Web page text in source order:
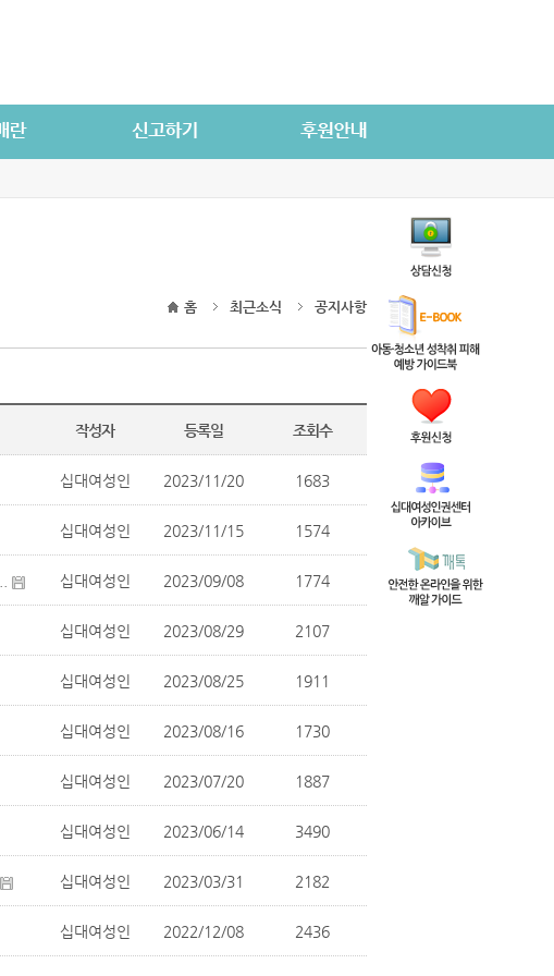
홈 최근소식 공지사항
작성자 등록일 조회수
십대여성인 2023/11/20 1683
십대여성인 2023/11/15 1574
십대여성인 2023/09/08 1774
십대여성인 2023/08/29 2107
십대여성인 2023/08/25 1911
십대여성인 2023/08/16 1730
십대여성인 2023/07/20 1887
십대여성인 2023/06/14 3490
십대여성인 2023/03/31 2182
십대여성인 2022/12/08 2436